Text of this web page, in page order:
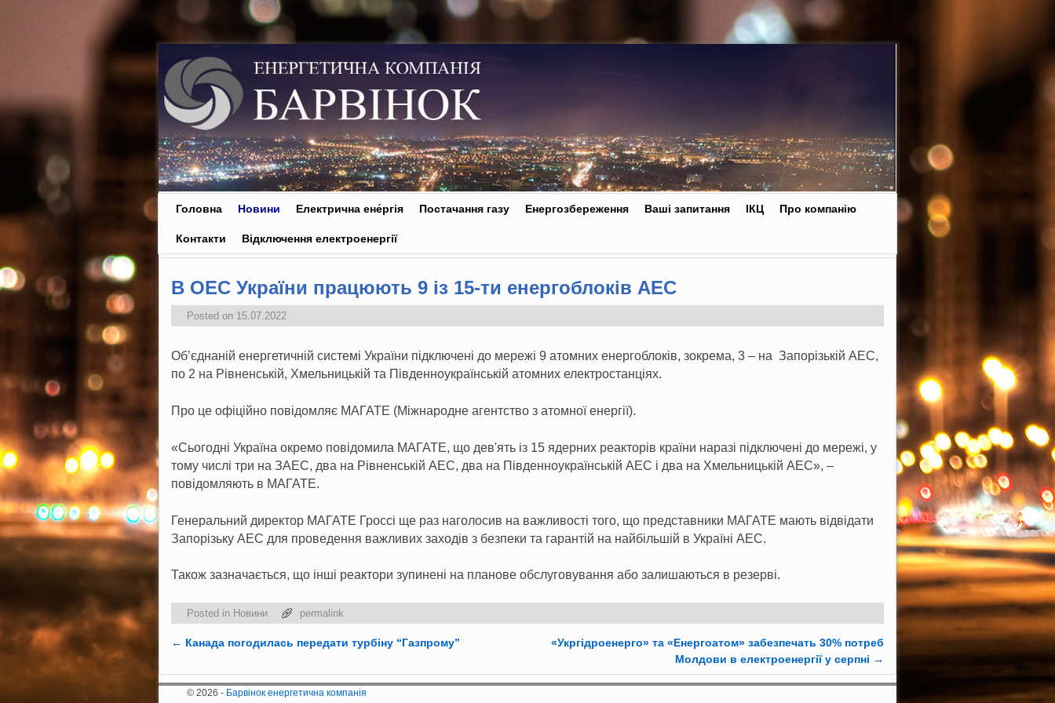
Головна Новини Електрична ене́ргія Постачання газу Енергозбереження Ваші запитання ІКЦ Про компанію
Контакти Відключення електроенергії
В ОЕС України працюють 9 із 15-ти енергоблоків АЕС
Posted on 15.07.2022
Об’єднаній енергетичній системі України підключені до мережі 9 атомних енергоблоків, зокрема, 3 – на Запорізькій АЕС,
по 2 на Рівненській, Хмельницькій та Південноукраїнській атомних електростанціях.
Про це офіційно повідомляє МАГАТЕ (Міжнародне агентство з атомної енергії).
«Сьогодні Україна окремо повідомила МАГАТЕ, що дев'ять із 15 ядерних реакторів країни наразі підключені до мережі, у
тому числі три на ЗАЕС, два на Рівненській АЕС, два на Південноукраїнській АЕС і два на Хмельницькій АЕС», –
повідомляють в МАГАТЕ.
Генеральний директор МАГАТЕ Гроссі ще раз наголосив на важливості того, що представники МАГАТЕ мають відвідати
Запорізьку АЕС для проведення важливих заходів з безпеки та гарантій на найбільшій в Україні АЕС.
Також зазначається, що інші реактори зупинені на планове обслуговування або залишаються в резерві.
Posted in Новини permalink
Post navigation
← Канада погодилась передати турбіну “Газпрому”
«Укргідроенерго» та «Енергоатом» забезпечать 30% потреб
Молдови в електроенергії у серпні →
© 2026 - Барвінок енергетична компанія